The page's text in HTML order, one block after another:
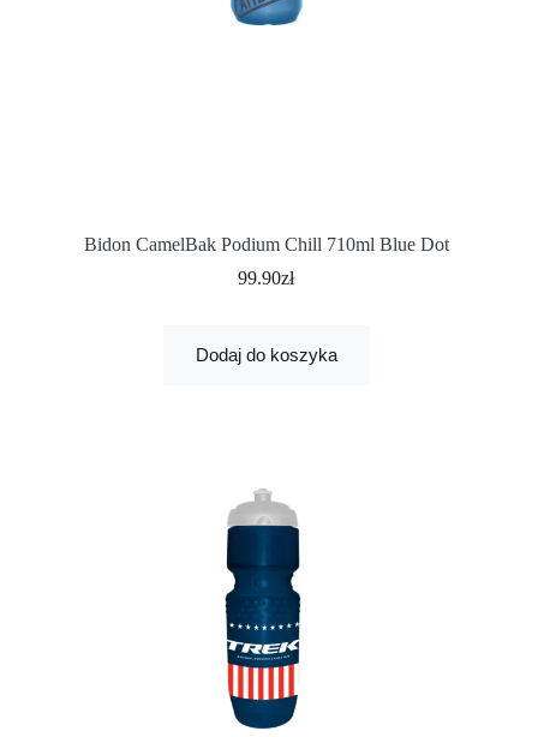
Bidon CamelBak Podium Chill 710ml Blue Dot
99.90zł
Dodaj do koszyka